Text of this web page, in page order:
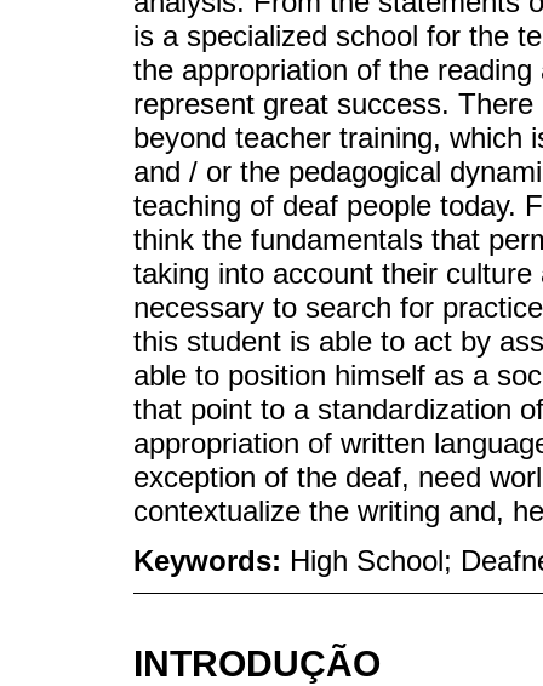
is a specialized school for the
the appropriation of the
represent great success.
beyond teacher training, which
and / or the pedagogical
teaching of deaf people today.
think the fundamentals that
taking into account their
necessary to search for
this student is able to act by
able to position himself as a
that point to a standardization
appropriation of written
exception of the deaf, need
contextualize the writing and,
Keywords: High School;
INTRODUÇÃO